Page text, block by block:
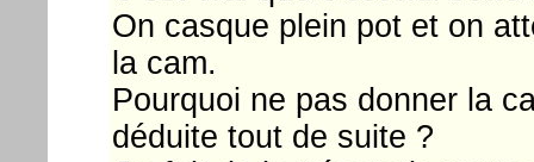
On casque plein pot et on
la cam.
Pourquoi ne pas donner la
déduite tout de suite ?